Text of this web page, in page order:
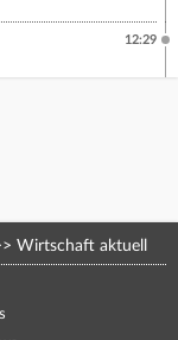
12:29
Wirtschaft aktuell